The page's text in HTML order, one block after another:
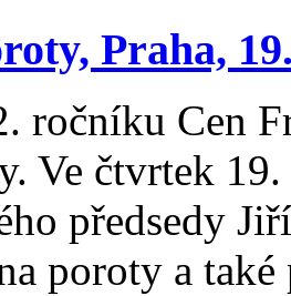
Praha,
ročníku Cen
Ve čtvrtek
předsedy
poroty a